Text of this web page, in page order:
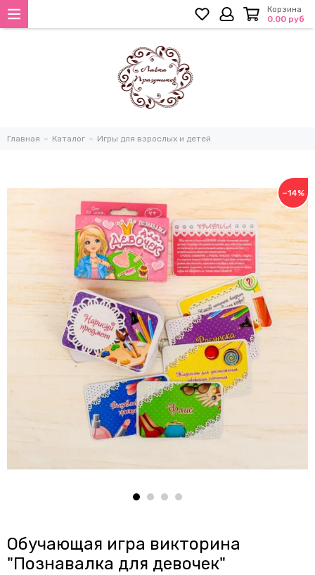
Корзина
0.00 руб
Главная Каталог Игры для взрослых и детей
−14%
Обучающая игра викторина
"Познавалка для девочек"